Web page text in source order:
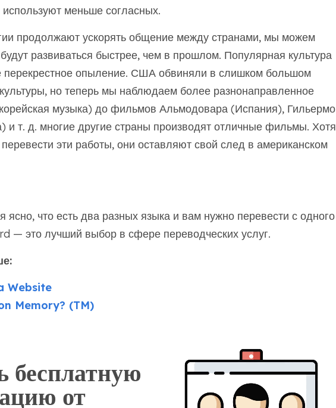
используют меньше согласных.
продолжают ускорять общение между странами, мы можем
развиваться быстрее, чем в прошлом. Популярная культура
перекрестное опыление. США обвиняли в слишком большом
но теперь мы наблюдаем более разнонаправленное
музыка) до фильмов Альмодовара (Испания), Гильермо
и т. д. многие другие страны производят отличные фильмы. Хотя
эти работы, они оставляют свой след в американском
ясно, что есть два разных языка и вам нужно перевести с одного
— это лучший выбор в сфере переводческих услуг.
Website
Memory? (TM)
бесплатную
от